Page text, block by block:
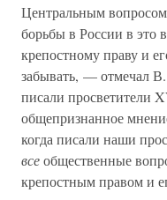
Центральным
борьбы в России в это
крепостному праву и
забывать, — отмечал
писали просветители
общепризнанное
когда писали наши
всеобщественные
крепостным правом и